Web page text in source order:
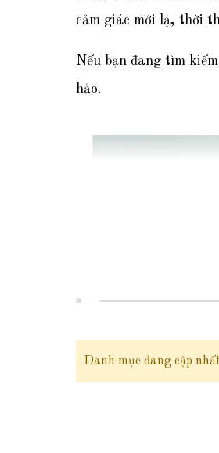
cảm giác mới lạ, thời
Nếu bạn đang tìm
hảo.
Danh mục đang cập